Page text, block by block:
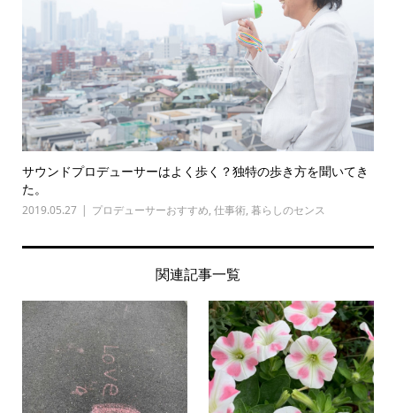
サウンドプロデューサーはよく歩く？独特の歩き方を聞いてき
た。
2019.05.27 プロデューサーおすすめ, 仕事術, 暮らしのセンス
関連記事一覧